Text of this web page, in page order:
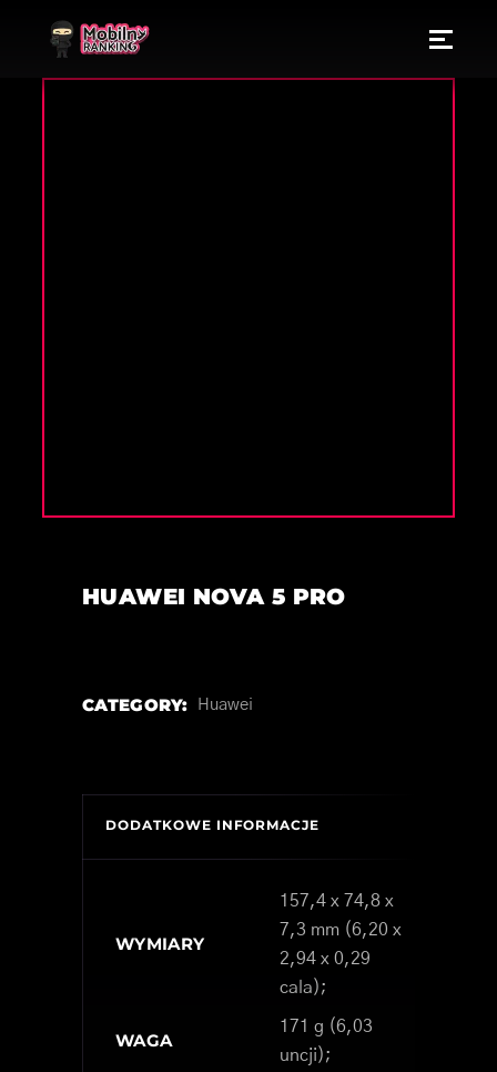
HUAWEI NOVA 5 PRO
CATEGORY: Huawei
DODATKOWE INFORMACJE
WYMIARY
157,4 x 74,8 x
7,3 mm (6,20 x
2,94 x 0,29
cala);
WAGA
171 g (6,03
uncji);